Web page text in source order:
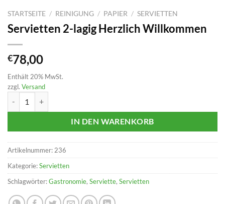
STARTSEITE / REINIGUNG / PAPIER / SERVIETTEN
Servietten 2-lagig Herzlich Willkommen
€78,00
Enthält 20% MwSt.
zzgl. Versand
IN DEN WARENKORB
Artikelnummer: 236
Kategorie:Servietten
Schlagwörter:Gastronomie, Serviette, Servietten